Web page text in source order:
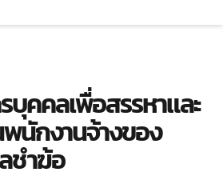
บุคคลเพื่อสรรหาและ
พนักงานจ้างของ
ชำฆ้อ